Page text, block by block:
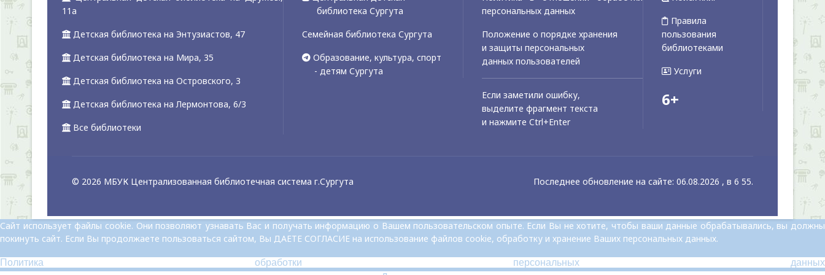
11а
Детская библиотека на Энтузиастов, 47
Детская библиотека на Мира, 35
Детская библиотека на Островского, 3
Детская библиотека на Лермонтова, 6/3
Все библиотеки
библиотека Сургута
Семейная библиотека Сургута
Образование, культура, спорт
- детям Сургута
персональных данных
Положение о порядке хранения
и защиты персональных
данных пользователей
Если заметили ошибку,
выделите фрагмент текста
и нажмите Ctrl+Enter
Правила
пользования
библиотеками
Услуги
6+
© 2026 МБУК Централизованная библиотечная система г.Сургута Последнее обновление на сайте: 06.08.2026 , в 6 55.
Сайт использует файлы cookie. Они позволяют узнавать Вас и получать информацию о Вашем пользовательском опыте. Если Вы не хотите, чтобы ваши данные обрабатывались, вы должны
покинуть сайт. Если Вы продолжаете пользоваться сайтом, Вы ДАЕТЕ СОГЛАСИЕ на использование файлов cookie, обработку и хранение Ваших персональных данных.
Политика обработки персональных данных